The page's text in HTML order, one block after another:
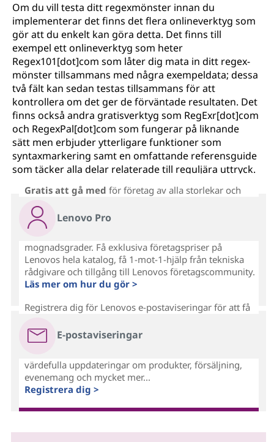
Om du vill testa ditt regexmönster innan du
implementerar det finns det flera onlineverktyg som
gör att du enkelt kan göra detta. Det finns till
exempel ett onlineverktyg som heter
Regex101[dot]com som låter dig mata in ditt regex-
mönster tillsammans med några exempeldata; dessa
två fält kan sedan testas tillsammans för att
kontrollera om det ger de förväntade resultaten. Det
finns också andra gratisverktyg som RegExr[dot]com
och RegexPal[dot]com som fungerar på liknande
sätt men erbjuder ytterligare funktioner som
syntaxmarkering samt en omfattande referensguide
som täcker alla delar relaterade till reguljära uttryck.
Lenovo Pro
Gratis att gå med för företag av alla storlekar och
mognadsgrader. Få exklusiva företagspriser på
Lenovos hela katalog, få 1-mot-1-hjälp från tekniska
rådgivare och tillgång till Lenovos företagscommunity.
Läs mer om hur du gör >
E-postaviseringar
Registrera dig för Lenovos e-postaviseringar för att få
värdefulla uppdateringar om produkter, försäljning,
evenemang och mycket mer...
Registrera dig >